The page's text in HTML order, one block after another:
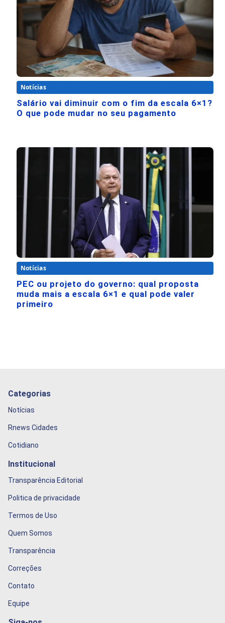
Notícias
Salário vai diminuir com o fim da escala 6×1?
O que pode mudar no seu pagamento
Notícias
PEC ou projeto do governo: qual proposta
muda mais a escala 6×1 e qual pode valer
primeiro
Categorias
Notícias
Rnews Cidades
Cotidiano
Institucional
Transparência Editorial
Politica de privacidade
Termos de Uso
Quem Somos
Transparência
Correções
Contato
Equipe